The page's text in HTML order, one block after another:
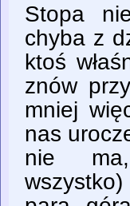
Stopa
chyba z
ktoś
znów
mniej
nas
nie